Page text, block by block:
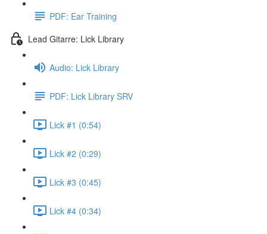
PDF: Ear Training
Lead Gitarre: Lick Library
Audio: Lick Library
PDF: Lick Library SRV
Lick #1 (0:54)
Lick #2 (0:29)
Lick #3 (0:45)
Lick #4 (0:34)